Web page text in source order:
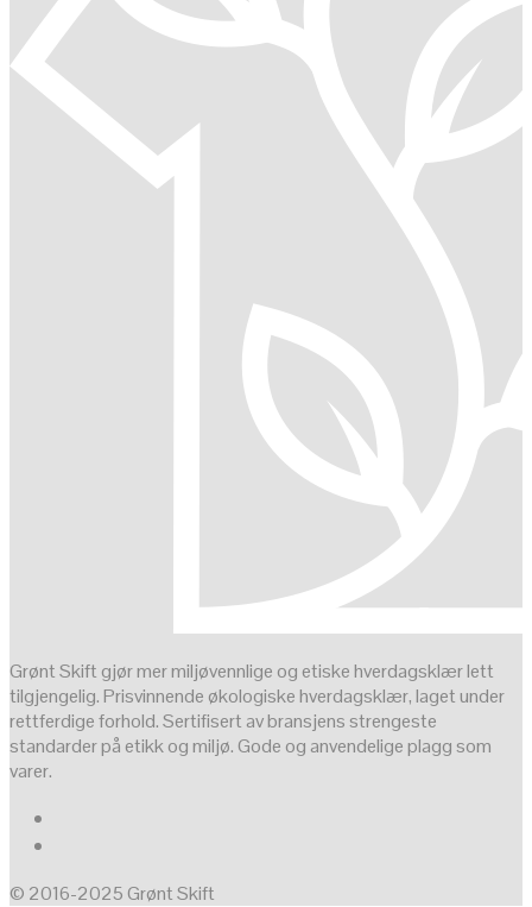
Grønt Skift gjør mer miljøvennlige og etiske hverdagsklær lett
tilgjengelig. Prisvinnende økologiske hverdagsklær, laget under
rettferdige forhold. Sertifisert av bransjens strengeste
standarder på etikk og miljø. Gode og anvendelige plagg som
varer.
© 2016-2025 Grønt Skift